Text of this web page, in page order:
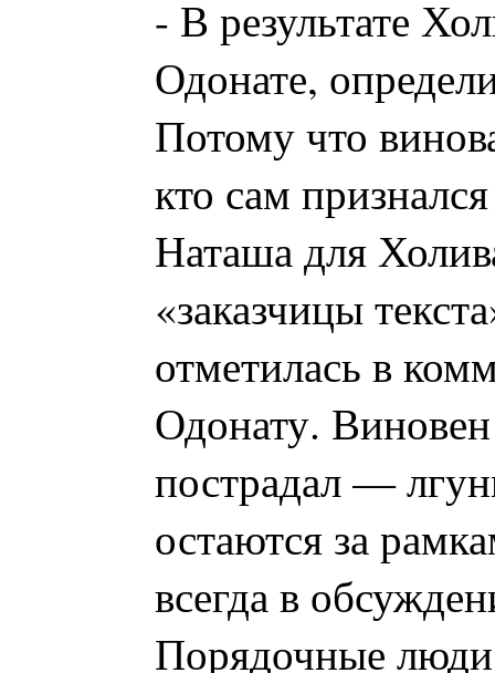
- В результате
Одонате,
Потому что
кто сам
Наташа для
«заказчицы
отметилась в
Одонату. Виновен
пострадал —
остаются за
всегда в
Порядочные